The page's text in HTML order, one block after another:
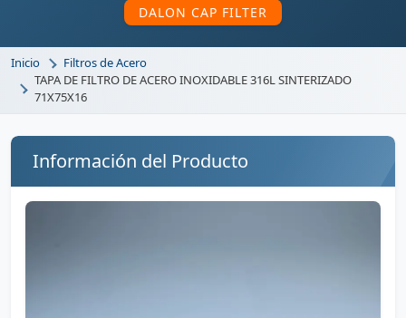
DALON CAP FILTER
Inicio
Filtros de Acero
TAPA DE FILTRO DE ACERO INOXIDABLE 316L SINTERIZADO
71X75X16
Información del Producto